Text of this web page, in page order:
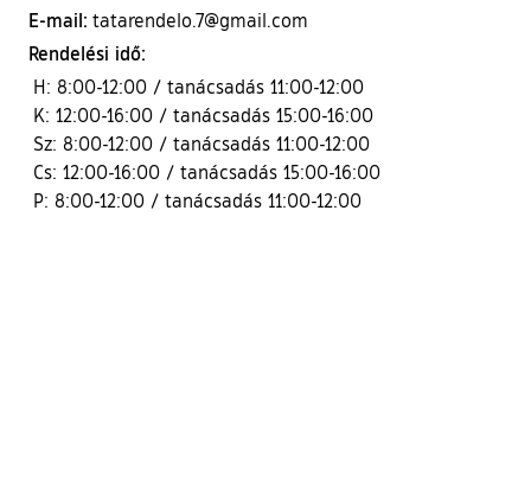
E-mail: tatarendelo.7@gmail.com
Rendelési idő:
H: 8:00-12:00 / tanácsadás 11:00-12:00
K: 12:00-16:00 / tanácsadás 15:00-16:00
Sz: 8:00-12:00 / tanácsadás 11:00-12:00
Cs: 12:00-16:00 / tanácsadás 15:00-16:00
P: 8:00-12:00 / tanácsadás 11:00-12:00